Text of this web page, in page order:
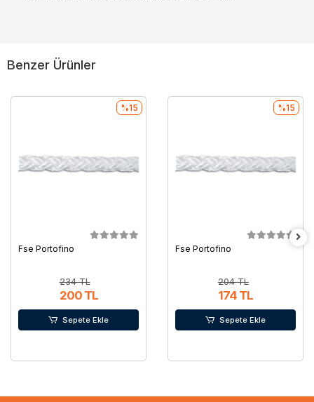
Benzer Ürünler
Fse Portofino
234 TL
200 TL
%15
Sepete Ekle
Fse Portofino
204 TL
174 TL
%15
Sepete Ekle